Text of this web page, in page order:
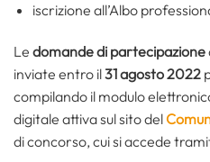
iscrizione all’Albo
Le domande di partecipazione
inviate entro il31 agosto 2022
compilando il modulo
digitale attiva sul sito del
di concorso, cui si accede